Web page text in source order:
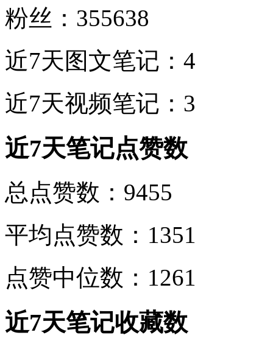
粉丝：355638
近7天图文笔记：4
近7天视频笔记：3
近7天笔记点赞数
总点赞数：9455
平均点赞数：1351
点赞中位数：1261
近7天笔记收藏数